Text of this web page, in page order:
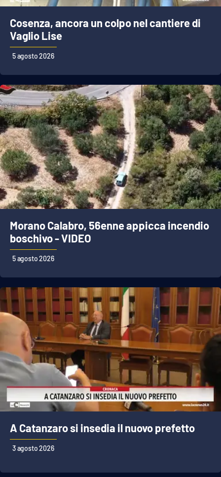
Cosenza, ancora un colpo nel cantiere di
Vaglio Lise
5 agosto 2026
Morano Calabro, 56enne appicca incendio
boschivo - VIDEO
5 agosto 2026
A Catanzaro si insedia il nuovo prefetto
3 agosto 2026